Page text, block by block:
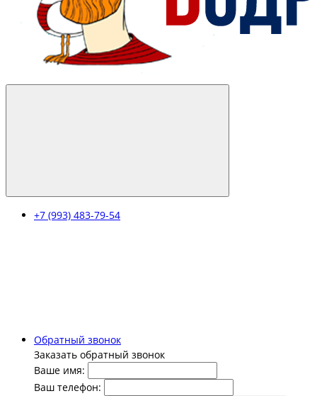
+7 (993) 483-79-54
Обратный звонок
Заказать обратный звонок
Ваше имя:
Ваш телефон: